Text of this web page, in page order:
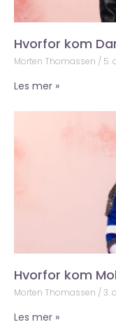
Hvorfor kom
Morten Thomassen 5.
Les mer »
Hvorfor kom
Morten Thomassen 3.
Les mer »